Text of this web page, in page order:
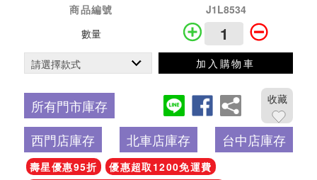
商品編號
J1L8534
數量
加入購物車
所有門市庫存 收藏
西門店庫存 北車店庫存 台中店庫存
壽星優惠95折
優惠超取1200免運費